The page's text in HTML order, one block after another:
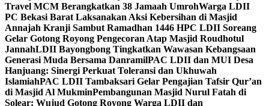
Travel MCM Berangkatkan 38 Jamaah UmrohWarga LDII
PC Bekasi Barat Laksanakan Aksi Kebersihan di Masjid
Annajah Kranji Sambut Ramadhan 1446 HPC LDII Soreang
Gelar Gotong Royong Pengecoran Atap Masjid Roudhotul
JannahLDII Bayongbong Tingkatkan Wawasan Kebangsaan
Generasi Muda Bersama DanramilPAC LDII dan MUI Desa
Hanjuang: Sinergi Perkuat Toleransi dan Ukhuwah
IslamiahPAC LDII Tambaksari Gelar Pengajian Tafsir Qur’an
di Masjid Al MukminPembangunan Masjid Nurul Fatah di
Solear: Wujud Gotong Royong Warga LDII dan